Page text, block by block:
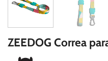
ZEEDOG Correa